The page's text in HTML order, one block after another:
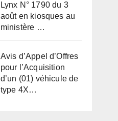
Lynx N° 1790 du 3
août en kiosques au
ministère …
Avis d’Appel d’Offres
pour l’Acquisition
d’un (01) véhicule de
type 4X…